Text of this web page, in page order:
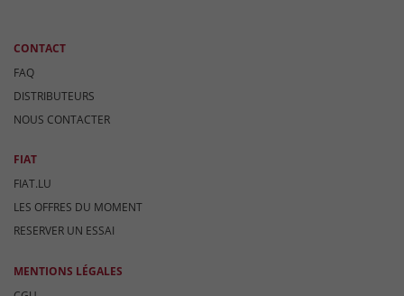
CONTACT
FAQ
DISTRIBUTEURS
NOUS CONTACTER
FIAT
FIAT.LU
LES OFFRES DU MOMENT
RESERVER UN ESSAI
MENTIONS LÉGALES